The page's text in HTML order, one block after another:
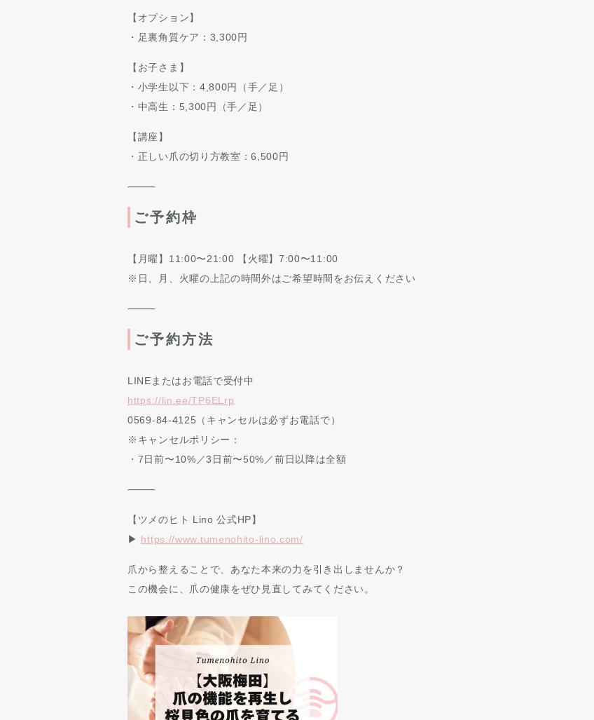
【オプション】
・足裏角質ケア：3,300円
【お子さま】
・小学生以下：4,800円（手／足）
・中高生：5,300円（手／足）
【講座】
・正しい爪の切り方教室：6,500円
⸻
ご予約枠
【月曜】11:00〜21:00 【火曜】7:00〜11:00
※日、月、火曜の上記の時間外はご希望時間をお伝えください
⸻
ご予約方法
LINEまたはお電話で受付中
https://lin.ee/TP6ELrp
0569-84-4125（キャンセルは必ずお電話で）
※キャンセルポリシー：
・7日前〜10%／3日前〜50%／前日以降は全額
⸻
【ツメのヒト Lino 公式HP】
▶︎ https://www.tumenohito-lino.com/
爪から整えることで、あなた本来の力を引き出しませんか？
この機会に、爪の健康をぜひ見直してみてください。